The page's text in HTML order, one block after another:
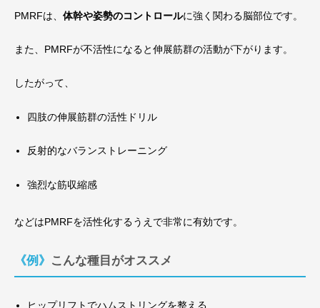
PMRFは、 体幹や姿勢のコントロールに強く関わる脳部位です。
また、PMRFが不活性になると伸展筋群の活動が下がります。
したがって、
四肢の伸展筋群の活性ドリル
反射的なバランストレーニング
強烈な筋収縮感
などはPMRFを活性化するうえで非常に有効です。
《例》こんな種目がオススメ
ヒップリフトでハムストリングを整える